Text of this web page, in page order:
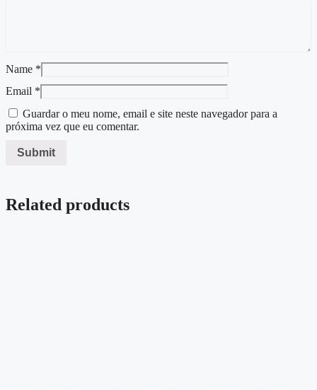
Name *
Email *
Guardar o meu nome, email e site neste navegador para a
próxima vez que eu comentar.
Related products